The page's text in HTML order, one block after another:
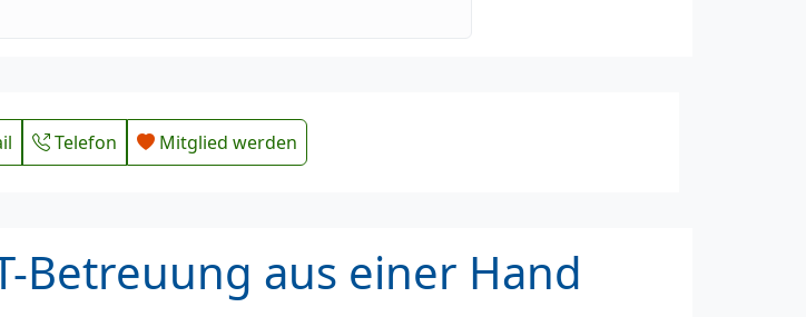
Telefon Mitglied werden
Betreuung aus einer Hand